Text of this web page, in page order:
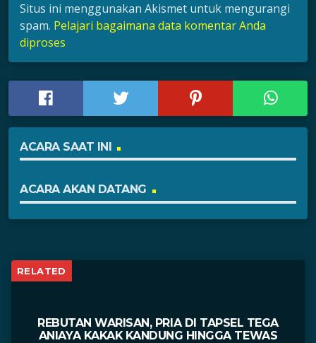
Situs ini menggunakan Akismet untuk mengurangi
spam. Pelajari bagaimana data komentar Anda
diproses
ACARA SAAT INI
ACARA AKAN DATANG
RELATED
REBUTAN WARISAN, PRIA DI TAPSEL TEGA
ANIAYA KAKAK KANDUNG HINGGA TEWAS